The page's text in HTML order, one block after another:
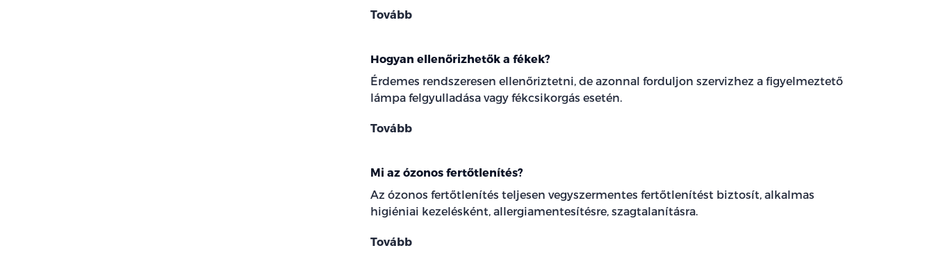
Tovább
Hogyan ellenőrizhetők a fékek?
Érdemes rendszeresen ellenőriztetni, de azonnal forduljon szervizhez a figyelmeztető
lámpa felgyulladása vagy fékcsikorgás esetén.
Tovább
Mi az ózonos fertőtlenítés?
Az ózonos fertőtlenítés teljesen vegyszermentes fertőtlenítést biztosít, alkalmas
higiéniai kezelésként, allergiamentesítésre, szagtalanításra.
Tovább